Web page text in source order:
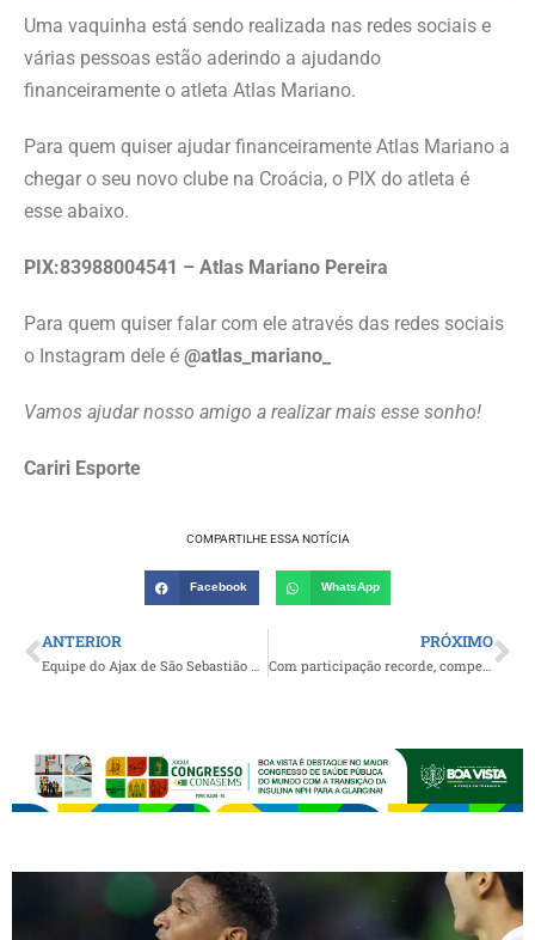
Uma vaquinha está sendo realizada nas redes sociais e
várias pessoas estão aderindo a ajudando
financeiramente o atleta Atlas Mariano.
Para quem quiser ajudar financeiramente Atlas Mariano a
chegar o seu novo clube na Croácia, o PIX do atleta é
esse abaixo.
PIX:83988004541 – Atlas Mariano Pereira
Para quem quiser falar com ele através das redes sociais
o Instagram dele é @atlas_mariano_
Vamos ajudar nosso amigo a realizar mais esse sonho!
Cariri Esporte
COMPARTILHE ESSA NOTÍCIA
Facebook WhatsApp
ANTERIOR PRÓXIMO
Com participação recorde, competição de beach tennis encerra com chave de ouro a 1ª edição dos Jogos de Verão de Monteiro